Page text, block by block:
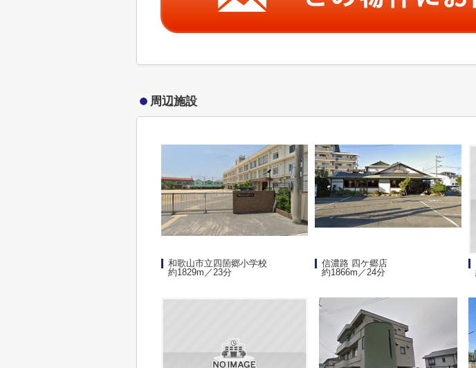
周辺施設
和歌山市立四箇郷小学校
約1829m／23分
信濃路 四ケ郷店
約1866m／24分